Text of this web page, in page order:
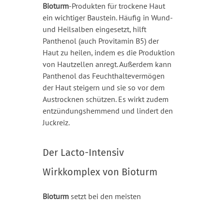
Bioturm-Produkten für trockene Haut
ein wichtiger Baustein. Häufig in Wund-
und Heilsalben eingesetzt, hilft
Panthenol (auch Provitamin B5) der
Haut zu heilen, indem es die Produktion
von Hautzellen anregt. Außerdem kann
Panthenol das Feuchthaltevermögen
der Haut steigern und sie so vor dem
Austrocknen schützen. Es wirkt zudem
entzündungshemmend und lindert den
Juckreiz.
Der Lacto-Intensiv
Wirkkomplex von Bioturm
Bioturmsetzt bei den meisten